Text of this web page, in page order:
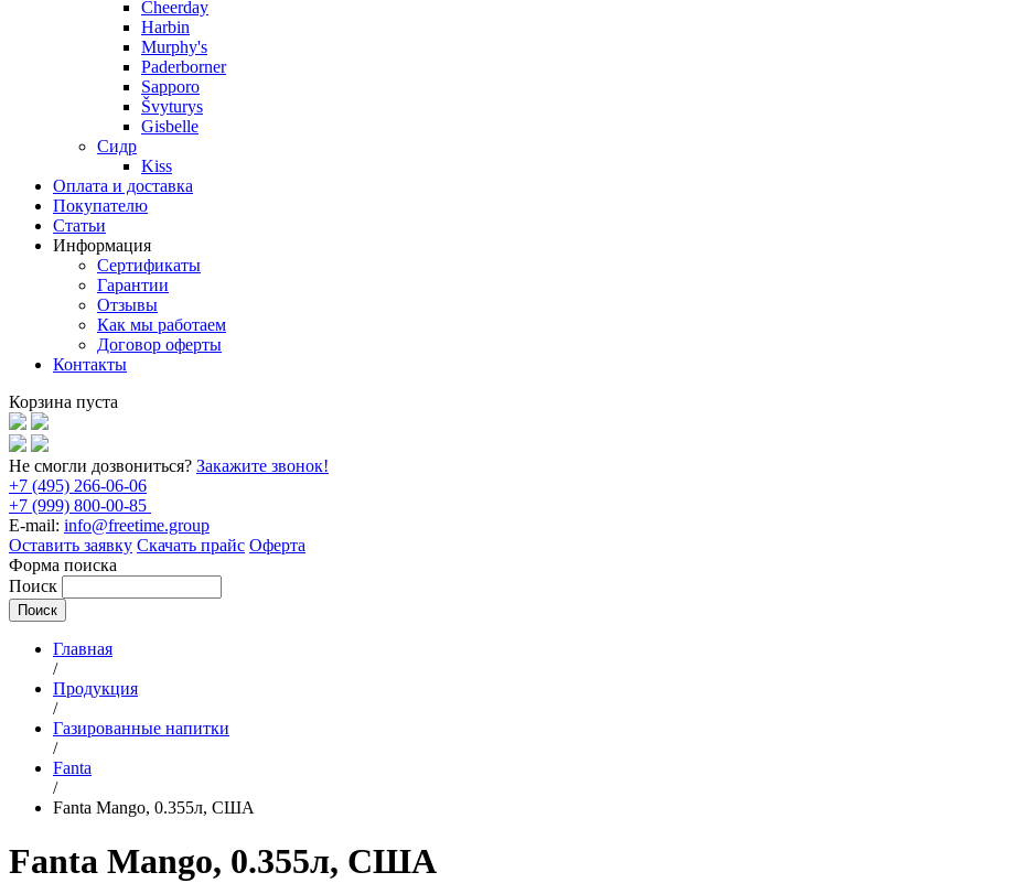
Cheerday
Harbin
Murphy's
Paderborner
Sapporo
Švyturys
Gisbelle
Сидр
Kiss
Оплата и доставка
Покупателю
Статьи
Информация
Сертификаты
Гарантии
Отзывы
Как мы работаем
Договор оферты
Контакты
Корзина пуста
Не смогли дозвониться? Закажите звонок!
+7 (495) 266-06-06
+7 (999) 800-00-85
E-mail: info@freetime.group
Оставить заявку Скачать прайс Оферта
Форма поиска
Поиск
Главная
/
Продукция
/
Газированные напитки
/
Fanta
/
Fanta Mango, 0.355л, США
Fanta Mango, 0.355л, США